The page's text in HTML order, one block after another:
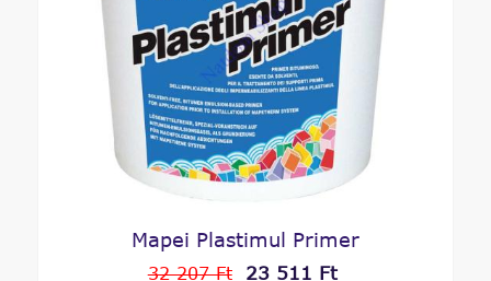
Mapei Plastimul Primer
32 207 Ft 23 511 Ft